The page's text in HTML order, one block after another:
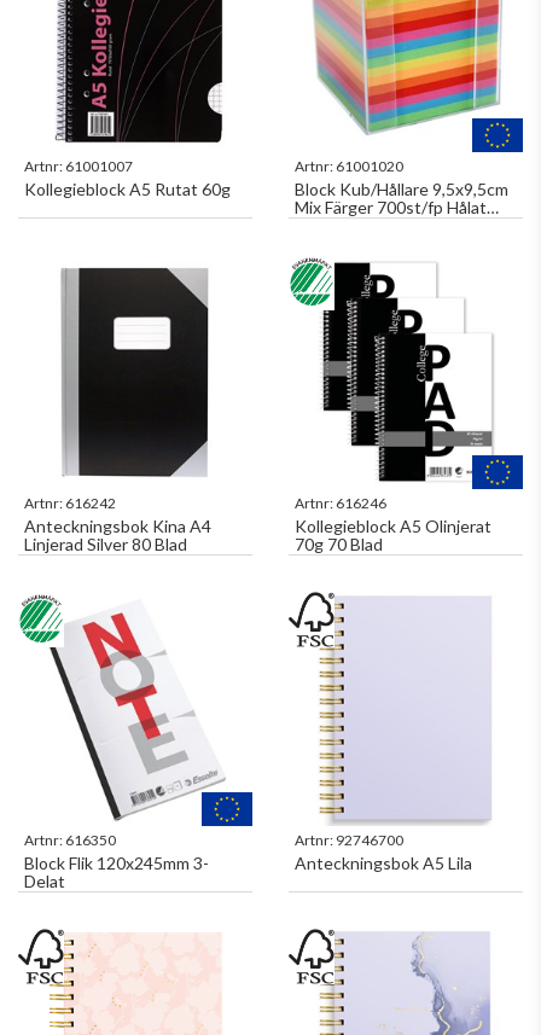
Artnr: 61001007
Kollegieblock A5 Rutat 60g
Artnr: 61001020
Block Kub/Hållare 9,5x9,5cm
Mix Färger 700st/fp Hålat
700 Blad
Artnr: 616242
Anteckningsbok Kina A4
Linjerad Silver 80 Blad
Artnr: 616246
Kollegieblock A5 Olinjerat
70g 70 Blad
Artnr: 616350
Block Flik 120x245mm 3-
Delat
Artnr: 92746700
Anteckningsbok A5 Lila